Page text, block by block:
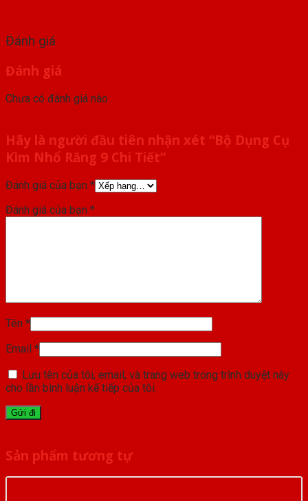
Đánh giá
Đánh giá
Chưa có đánh giá nào.
Hãy là người đầu tiên nhận xét “Bộ Dụng Cụ
Kìm Nhổ Răng 9 Chi Tiết”
Đánh giá của bạn *
Đánh giá của bạn *
Tên *
Email *
Lưu tên của tôi, email, và trang web trong trình duyệt này
cho lần bình luận kế tiếp của tôi.
Sản phẩm tương tự